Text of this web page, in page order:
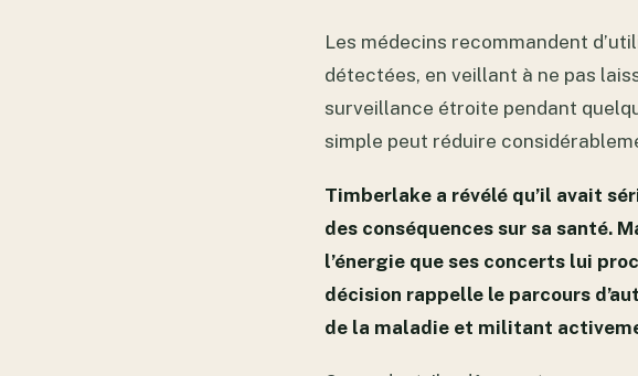
Les médecins recommandent
détectées, en veillant à ne pas
surveillance étroite pendant
simple peut réduire
Timberlake a révélé qu’il avait
des conséquences sur sa santé.
l’énergie que ses concerts lui
décision rappelle le parcours
de la maladie et militant